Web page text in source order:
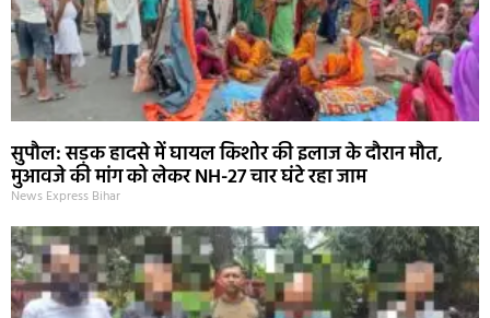
सुपौल: सड़क हादसे में घायल किशोर की इलाज के दौरान मौत,
मुआवजे की मांग को लेकर NH-27 चार घंटे रहा जाम
News Express Bihar